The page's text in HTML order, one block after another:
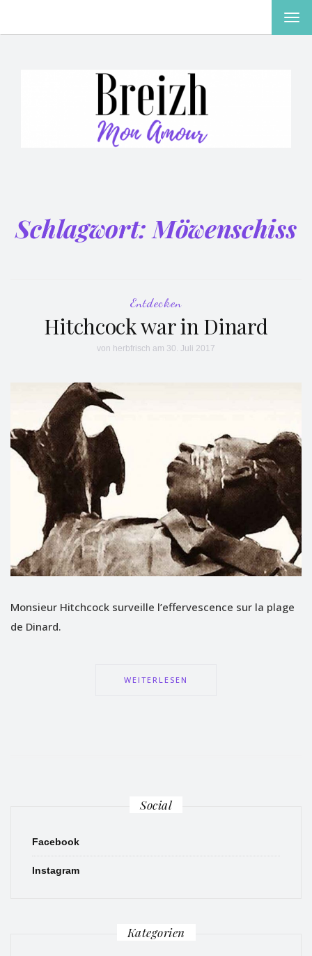
Schlagwort: Möwenschiss
Entdecken
Hitchcock war in Dinard
von herbfrisch am 30. Juli 2017
Monsieur Hitchcock surveille l’effervescence sur la plage
de Dinard.
WEITERLESEN
Social
Facebook
Instagram
Kategorien